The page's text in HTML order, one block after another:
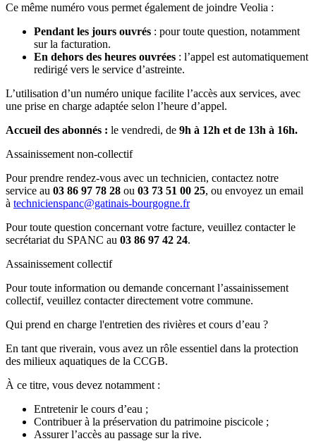
Ce même numéro vous permet également de joindre Veolia :
Pendant les jours ouvrés : pour toute question, notamment
sur la facturation.
En dehors des heures ouvrées : l’appel est automatiquement
redirigé vers le service d’astreinte.
L’utilisation d’un numéro unique facilite l’accès aux services, avec
une prise en charge adaptée selon l’heure d’appel.
Accueil des abonnés : le vendredi, de 9h à 12h et de 13h à 16h.
Assainissement non-collectif
Pour prendre rendez-vous avec un technicien, contactez notre
service au 03 86 97 78 28 ou 03 73 51 00 25, ou envoyez un email
à technicienspanc@gatinais-bourgogne.fr
Pour toute question concernant votre facture, veuillez contacter le
secrétariat du SPANC au 03 86 97 42 24.
Assainissement collectif
Pour toute information ou demande concernant l’assainissement
collectif, veuillez contacter directement votre commune.
Qui prend en charge l'entretien des rivières et cours d’eau ?
En tant que riverain, vous avez un rôle essentiel dans la protection
des milieux aquatiques de la CCGB.
À ce titre, vous devez notamment :
Entretenir le cours d’eau ;
Contribuer à la préservation du patrimoine piscicole ;
Assurer l’accès au passage sur la rive.